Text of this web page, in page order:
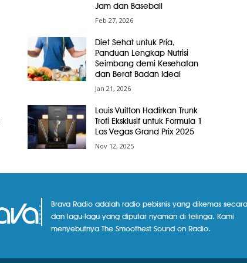
Jam dan Baseball
Feb 27, 2026
Diet Sehat untuk Pria,
Panduan Lengkap Nutrisi
Seimbang demi Kesehatan
dan Berat Badan Ideal
Jan 21, 2026
Louis Vuitton Hadirkan Trunk
Trofi Eksklusif untuk Formula 1
Las Vegas Grand Prix 2025
Nov 12, 2025
Brava Radio adalah radio pebisnis yang dikemas
dan lagu-lagu yang diputar nyaman di telinga. Kami
menyebutnya The Smoothest Sound on Radio.